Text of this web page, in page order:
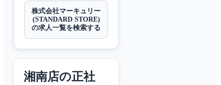
株式会社マーキュリー
(STANDARD STORE)
の求人一覧を検索する
湘南店の正社